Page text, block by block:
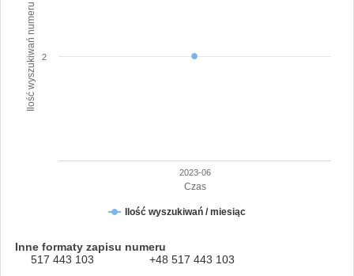
Czas
Ilość wyszukiwań numeru
Ilość wyszukiwań / miesiąc
2023-06
2
Inne formaty zapisu numeru
517 443 103
+48 517 443 103